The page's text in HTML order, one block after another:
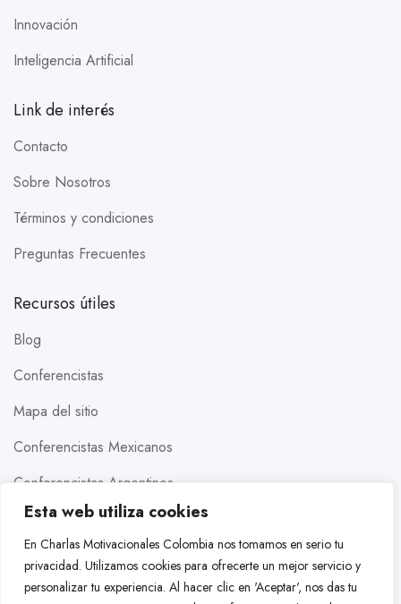
Esta web utiliza cookies
En Charlas Motivacionales Colombia nos tomamos en serio tu
privacidad. Utilizamos cookies para ofrecerte un mejor servicio y
personalizar tu experiencia. Al hacer clic en 'Aceptar', nos das tu
Innovación
Inteligencia Artificial
Link de interés
Contacto
Sobre Nosotros
Términos y condiciones
Preguntas Frecuentes
Recursos útiles
Blog
Conferencistas
Mapa del sitio
Conferencistas Mexicanos
Conferencistas Argentinos
Conferencistas Estados Unidos
Conferencistas Brasileros
Conferencistas Colombianos